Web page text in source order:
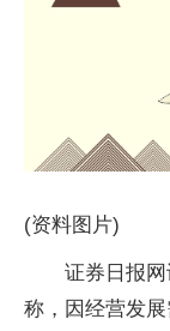
(资料图片)
证券日报
称，因经营发